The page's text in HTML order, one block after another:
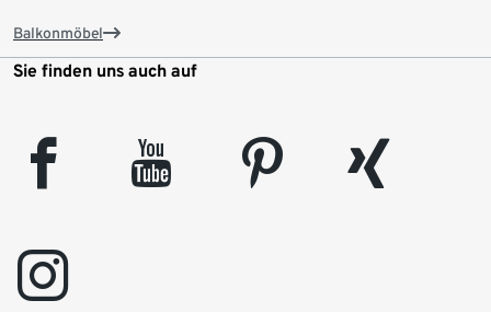
Balkonmöbel
Sie finden uns auch auf
facebook youtube pinterest
xing
instagram